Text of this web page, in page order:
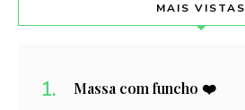
MAIS VISTAS
Massa com funcho ❤️